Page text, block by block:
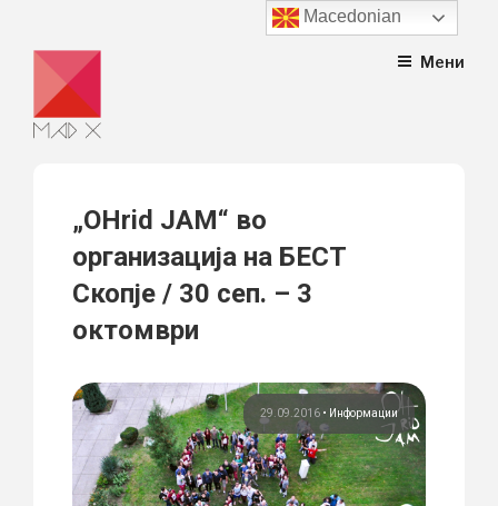
content
Мени
„OHrid JAM“ во
организација на БЕСТ
Скопје / 30 сеп. – 3
октомври
29.09.2016 • Информации
Macedonian